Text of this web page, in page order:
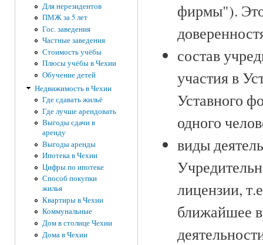
Для нерезидентов
ПМЖ за 5 лет
Гос. заведения
Частные заведения
Стоимость учёбы
Плюсы учёбы в Чехии
Обучение детей
Недвижимость в Чехии
Где сдавать жильё
Где лучше арендовать
Выгоды сдачи в
аренду
Выгоды аренды
Ипотека в Чехии
Цифры по ипотеке
Способ покупки
жилья
Квартиры в Чехии
Коммунальные
Дом в столице Чехии
Дома в Чехии
фирмы").
состав
участия в
Уставного
одного
виды
лицензии,
ближайшее